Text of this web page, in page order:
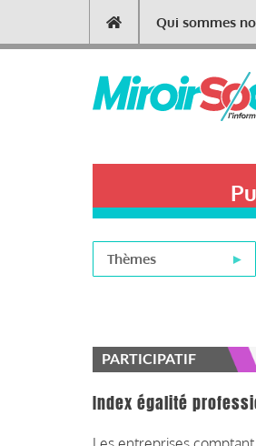
contenu
Main
navigation
Qui sommes
Thèmes
PARTICIPATIF
Index égalité